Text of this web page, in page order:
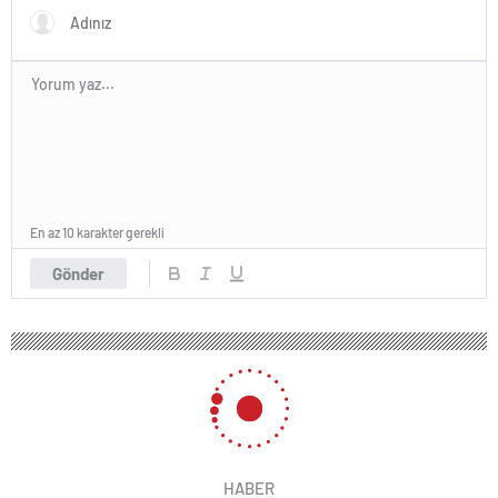
Gönder
En az 10 karakter gerekli
HABER